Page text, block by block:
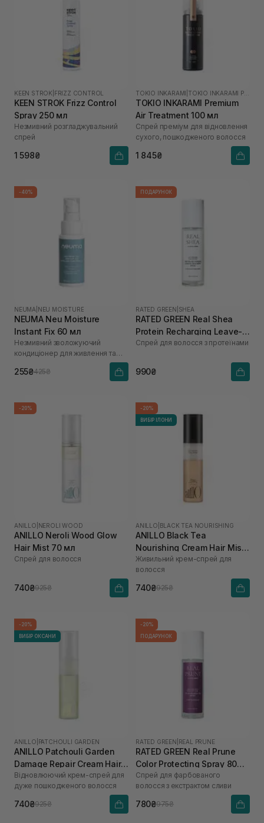
KEEN STROK FRIZZ CONTROL
KEEN STROK Frizz Control
Spray 250 мл
Незмивний розгладжувальний
спрей
1 598₴
TOKIO INKARAMI TOKIO INKARAMI PREMIUM
TOKIO INKARAMI Premium
Air Treatment 100 мл
Спрей преміум для відновлення
сухого, пошкодженого волосся
1 845₴
-40%
NEUMA NEU MOISTURE
NEUMA Neu Moisture
Instant Fix 60 мл
Незмивний зволожуючий
кондиціонер для живлення та
255₴425₴
ПОДАРУНОК
RATED GREEN SHEA
RATED GREEN Real Shea
Protein Recharging Leave-in
Treatment Spray для
волосся 80 мл
Спрей для волосся з протеїнами
990₴
-20%
ANILLO NEROLI WOOD
ANILLO Neroli Wood Glow
Hair Mist 70 мл
Спрей для волосся
740₴925₴
-20%
ВИБІР ІЛОНИ
ANILLO BLACK TEA NOURISHING
ANILLO Black Tea
Nourishing Cream Hair Mist
для зволоження та
розгладження волосся 70
мл
Живильний крем-спрей для
волосся
740₴925₴
-20%
ВИБІР ОКСАНИ
ANILLO PATCHOULI GARDEN
ANILLO Patchouli Garden
Damage Repair Cream Hair
Mist 70 мл
Відновлюючий крем-спрей для
дуже пошкодженого волосся
740₴925₴
-20%
ПОДАРУНОК
RATED GREEN REAL PRUNE
RATED GREEN Real Prune
Color Protecting Spray 80
мл
Спрей для фарбованого
волосся з екстрактом сливи
780₴975₴